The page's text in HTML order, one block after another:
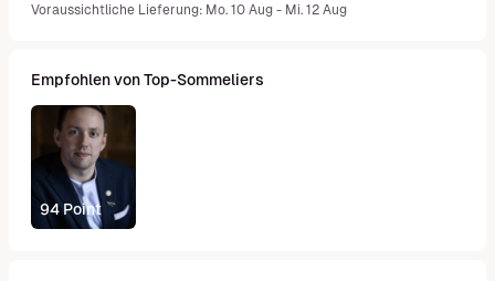
Voraussichtliche Lieferung: Mo. 10 Aug - Mi. 12 Aug
Empfohlen von Top-Sommeliers
94 Point